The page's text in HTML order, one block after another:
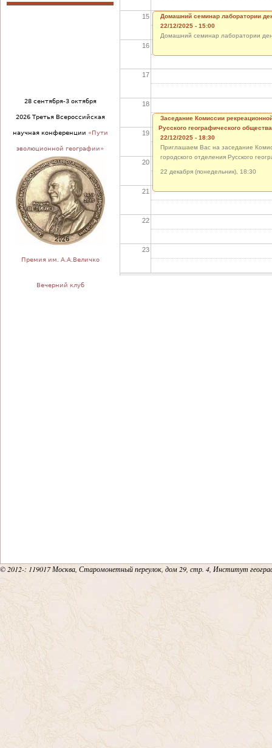
15
16
17
18
19
20
21
22
23
Домашний семинар лаборатории
22/12/2025 - 15:00
Домашний семинар лаборатории
Заседание Комиссии
Русского географического общества
22/12/2025 - 18:30
Приглашаем Вас на заседание
городского отделения Русского
22 декабря (понедельник), 18:30
28 сентября-3 октября
2026 Третья Всероссийская
научная конференции «Пути
эволюционной географии»
Премия им. А.А.Величко
Вечерний клуб
© 2012-: 119017 Москва, Старомонетный переулок, дом 29, стр. 4, Институт